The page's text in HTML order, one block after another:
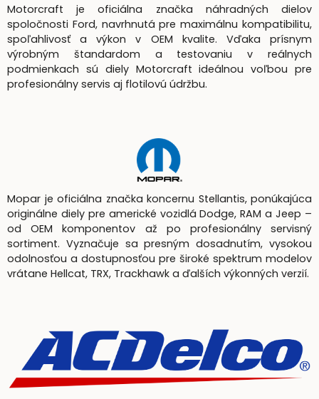
Motorcraft je oficiálna značka náhradných dielov
spoločnosti Ford, navrhnutá pre maximálnu kompatibilitu,
spoľahlivosť a výkon v OEM kvalite. Vďaka prísnym
výrobným štandardom a testovaniu v reálnych
podmienkach sú diely Motorcraft ideálnou voľbou pre
profesionálny servis aj flotilovú údržbu.
Mopar je oficiálna značka koncernu Stellantis, ponúkajúca
originálne diely pre americké vozidlá Dodge, RAM a Jeep –
od OEM komponentov až po profesionálny servisný
sortiment. Vyznačuje sa presným dosadnutím, vysokou
odolnosťou a dostupnosťou pre široké spektrum modelov
vrátane Hellcat, TRX, Trackhawk a ďalších výkonných verzií.